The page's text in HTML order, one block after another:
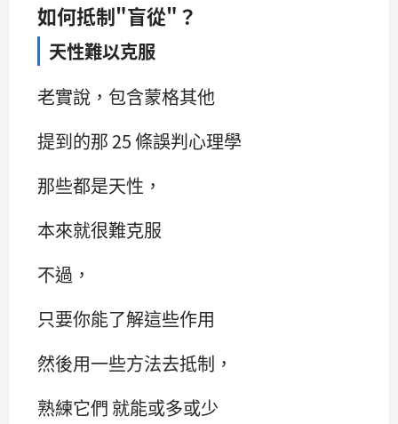
如何抵制"盲從"？
天性難以克服
老實說，包含蒙格其他
提到的那 25 條誤判心理學
那些都是天性，
本來就很難克服
不過，
只要你能了解這些作用
然後用一些方法去抵制，
熟練它們 就能或多或少